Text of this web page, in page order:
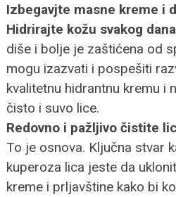
Izbegavjte masne kreme i
Hidrirajte kožu svakog dana
diše i bolje je zaštićena od
mogu izazvati i pospešiti
kvalitetnu hidrantnu kremu i
čisto i suvo lice.
Redovno i pažljivo čistite
To je osnova. Ključna stvar
kuperoza lica jeste da
kreme i prljavštine kako bi